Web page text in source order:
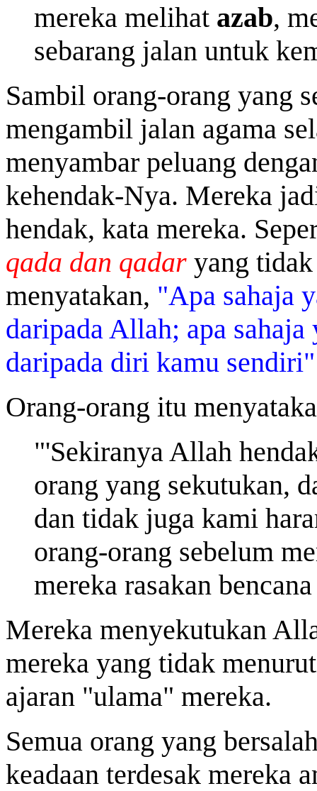
mereka melihat azab,
sebarang jalan untuk
Sambil orang-orang yang
mengambil jalan agama
menyambar peluang
kehendak-Nya. Mereka
hendak, kata mereka.
qada dan qadar yang
menyatakan, "Apa sahaja
daripada Allah; apa sahaja
daripada diri kamu
Orang-orang itu
"'Sekiranya Allah
orang yang sekutukan,
dan tidak juga kami
orang-orang sebelum
mereka rasakan bencana
Mereka menyekutukan
mereka yang tidak
ajaran "ulama" mereka.
Semua orang yang
keadaan terdesak mereka